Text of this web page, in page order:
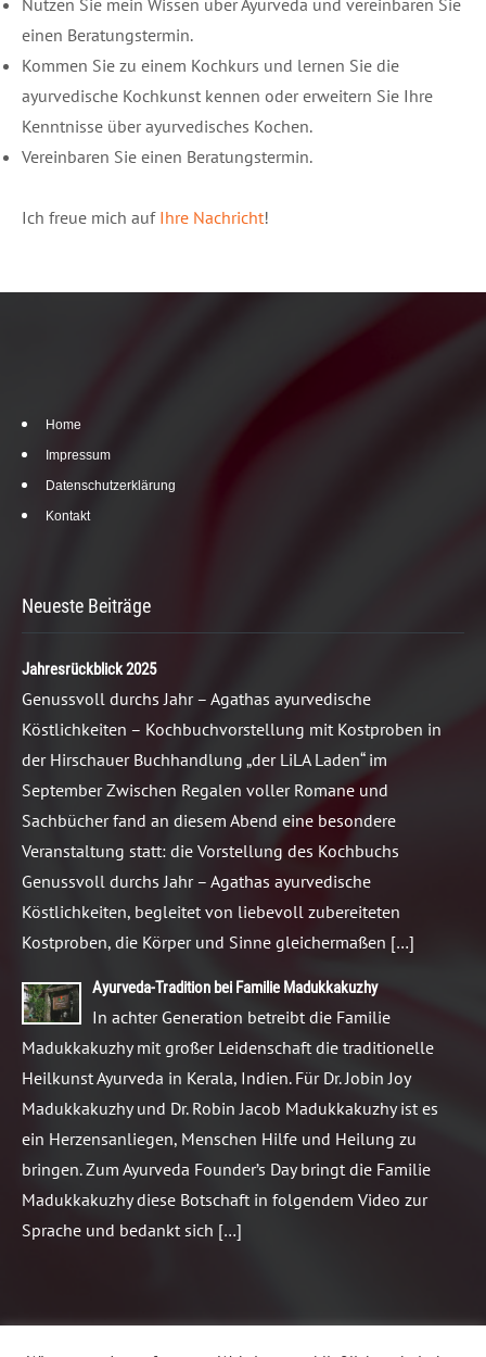
Nutzen Sie mein Wissen über Ayurveda und vereinbaren Sie
einen Beratungstermin.
Kommen Sie zu einem Kochkurs und lernen Sie die
ayurvedische Kochkunst kennen oder erweitern Sie Ihre
Kenntnisse über ayurvedisches Kochen.
Vereinbaren Sie einen Beratungstermin.
Ich freue mich auf Ihre Nachricht!
Home
Impressum
Datenschutzerklärung
Kontakt
Neueste Beiträge
Jahresrückblick 2025
Genussvoll durchs Jahr – Agathas ayurvedische
Köstlichkeiten – Kochbuchvorstellung mit Kostproben in
der Hirschauer Buchhandlung „der LiLA Laden“ im
September Zwischen Regalen voller Romane und
Sachbücher fand an diesem Abend eine besondere
Veranstaltung statt: die Vorstellung des Kochbuchs
Genussvoll durchs Jahr – Agathas ayurvedische
Köstlichkeiten, begleitet von liebevoll zubereiteten
Kostproben, die Körper und Sinne gleichermaßen […]
Ayurveda-Tradition bei Familie Madukkakuzhy
In achter Generation betreibt die Familie
Madukkakuzhy mit großer Leidenschaft die traditionelle
Heilkunst Ayurveda in Kerala, Indien. Für Dr. Jobin Joy
Madukkakuzhy und Dr. Robin Jacob Madukkakuzhy ist es
ein Herzensanliegen, Menschen Hilfe und Heilung zu
bringen. Zum Ayurveda Founder’s Day bringt die Familie
Madukkakuzhy diese Botschaft in folgendem Video zur
Sprache und bedankt sich […]